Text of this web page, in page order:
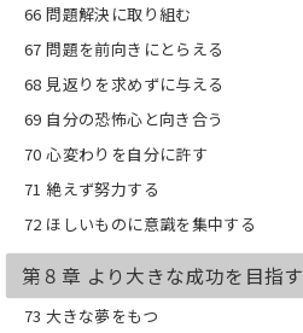
66 問題解決に取り組む
67 問題を前向きにとらえる
68 見返りを求めずに与える
69 自分の恐怖心と向き合う
70 心変わりを自分に許す
71 絶えず努力する
72 ほしいものに意識を集中する
第８章 より大きな成功を目指す
73 大きな夢をもつ